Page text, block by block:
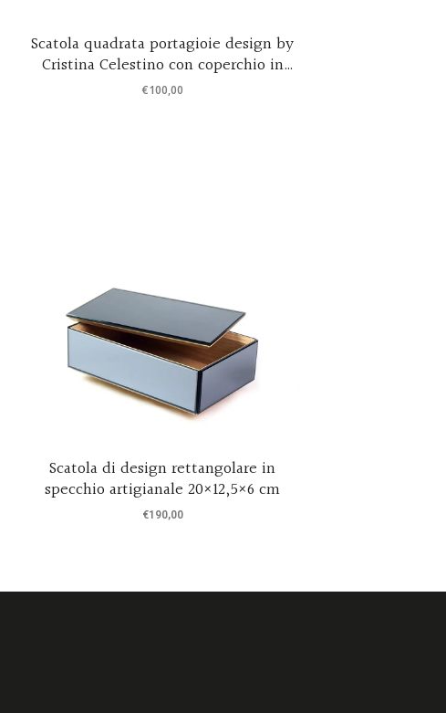
Scatola quadrata portagioie design by
Cristina Celestino con coperchio in
specchio 12x12x7 cm
€100,00
Scatola di design rettangolare in
specchio artigianale 20×12,5×6 cm
€190,00